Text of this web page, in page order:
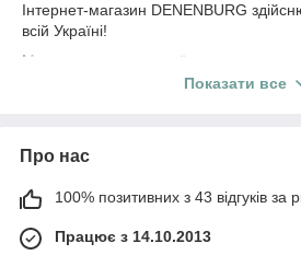
Інтернет-магазин DENENBURG
всій Україні!
Ми працюємо на українському ринку з
своєї роботи інтернет-магазин
наших менеджерів-консультантів за
або напишіть листа:
Ми дуже цінуємо Вашу думку, тому
відгуки, залишайте ваші побажання та
Показати все
Про нас
100% позитивних з 43 відгуків за
Працює з 14.10.2013